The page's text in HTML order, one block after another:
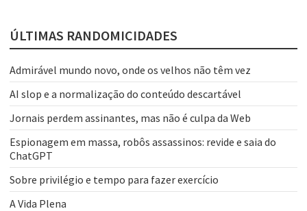
ÚLTIMAS RANDOMICIDADES
Admirável mundo novo, onde os velhos não têm vez
AI slop e a normalização do conteúdo descartável
Jornais perdem assinantes, mas não é culpa da Web
Espionagem em massa, robôs assassinos: revide e saia do
ChatGPT
Sobre privilégio e tempo para fazer exercício
A Vida Plena